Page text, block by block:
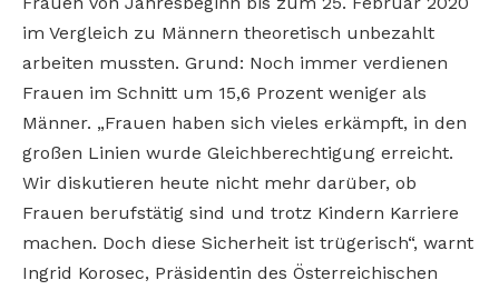
im Vergleich zu Männern theoretisch unbezahlt
arbeiten mussten. Grund: Noch immer verdienen
Frauen im Schnitt um 15,6 Prozent weniger als
Männer. „Frauen haben sich vieles erkämpft, in den
großen Linien wurde Gleichberechtigung erreicht.
Wir diskutieren heute nicht mehr darüber, ob
Frauen berufstätig sind und trotz Kindern Karriere
machen. Doch diese Sicherheit ist trügerisch“, warnt
Ingrid Korosec, Präsidentin des Österreichischen